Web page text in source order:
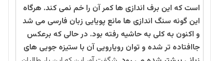
است که این برف اندازی ها کمر آن را خم نمی کند. هرگاه
این گونه سنگ اندازی ها مانع پویایی زبان فارسی می شد
و اکنون به کلی به حاشیه رفته بود. در حالی که برعکس
جاافتاده تر شده و توان رویارویی آن با ستیزه جویی های